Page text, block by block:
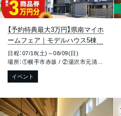
【予約特典最大3万円】県南マイホ
ームフェア｜モデルハウス5棟同
時公開｜横手市赤坂・湯沢市元清
水・大仙市戸蒔
日程：07/18(土)～08/09(日)
イベント